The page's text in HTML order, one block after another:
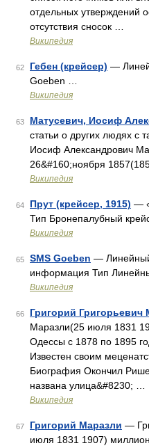
отдельных утверждений
отсутствия сносок …
Википедия
62 Гебен (крейсер) —
Goeben …
Википедия
63 Матусевич, Иосиф
статьи о других людях с
Иосиф Александрович
26&#160;ноября
Википедия
64 Прут (крейсер, 1915) —
Тип Бронепалубный
Википедия
65 SMS Goeben —
информация Тип
Википедия
66 Григорий Григорьевич
Маразли(25 июля 1831
Одессы с 1878 по 1895
Известен своим
Биография Окончил
названа улица&#8230; …
Википедия
67 Григорий Маразли —
июля 1831 1907)